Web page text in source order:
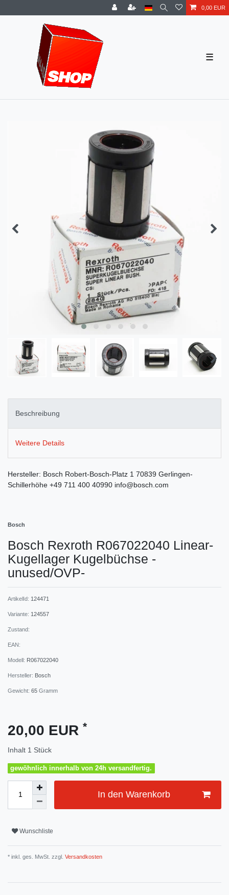
0,00 EUR
☰
Beschreibung
Weitere Details
Hersteller: Bosch Robert-Bosch-Platz 1 70839 Gerlingen-
Schillerhöhe +49 711 400 40990 info@bosch.com
Bosch
Bosch Rexroth R067022040 Linear-
Kugellager Kugelbüchse -
unused/OVP-
ArtikelId: 124471
Variante: 124557
Zustand:
EAN:
Modell: R067022040
Hersteller: Bosch
Gewicht: 65 Gramm
20,00 EUR *
Inhalt 1 Stück
gewöhnlich innerhalb von 24h versandfertig.
In den Warenkorb
Wunschliste
* inkl. ges. MwSt. zzgl. Versandkosten